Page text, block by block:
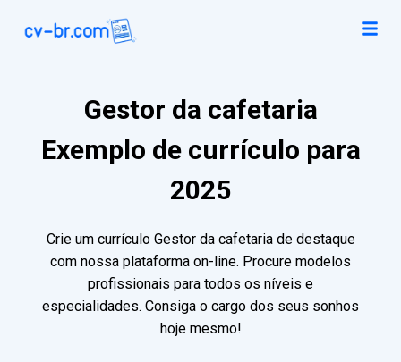
Gestor da cafetaria
Exemplo de currículo para
2025
Crie um currículo Gestor da cafetaria de destaque
com nossa plataforma on-line. Procure modelos
profissionais para todos os níveis e
especialidades. Consiga o cargo dos seus sonhos
hoje mesmo!